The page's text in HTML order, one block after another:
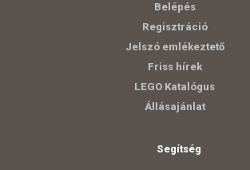
Belépés
Regisztráció
Jelszó emlékeztető
Friss hírek
LEGO Katalógus
Állásajánlat
Segítség